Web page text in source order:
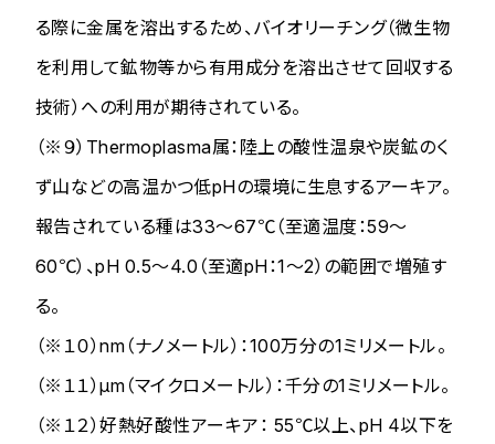
る際に金属を溶出するため、バイオリーチング（微生物
を利用して鉱物等から有用成分を溶出させて回収する
技術）への利用が期待されている。
（※９） Thermoplasma属：陸上の酸性温泉や炭鉱のく
ず山などの高温かつ低pHの環境に生息するアーキア。
報告されている種は33～67℃（至適温度：59～
60℃）、pH 0.5～4.0（至適pH：1～2）の範囲で増殖す
る。
（※１０）nm（ナノメートル）：100万分の1ミリメートル。
（※１１）μm（マイクロメートル）：千分の1ミリメートル。
（※１２）好熱好酸性アーキア： 55℃以上、pH 4以下を